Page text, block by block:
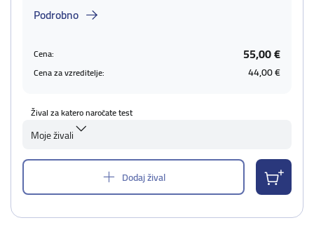
Podrobno
Cena: 55,00 €
Cena za vzreditelje: 44,00 €
Žival za katero naročate test
Moje živali
Dodaj žival